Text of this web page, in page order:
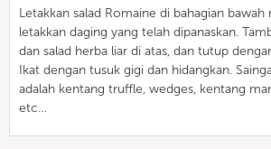
Letakkan salad Romaine di bahagian
letakkan daging yang telah dipanaskan.
dan salad herba liar di atas, dan tutup
Ikat dengan tusuk gigi dan hidangkan.
adalah kentang truffle, wedges, kentang
etc…